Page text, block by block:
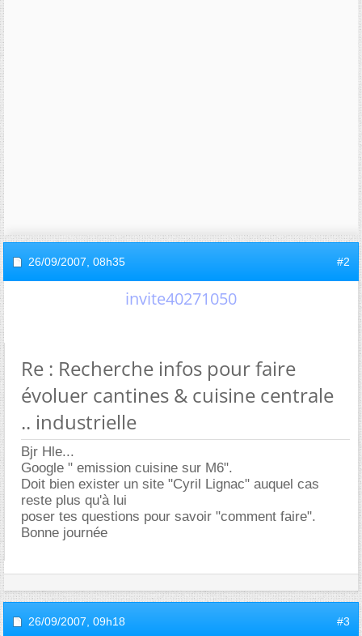
26/09/2007, 08h35 #2
invite40271050
Re : Recherche infos pour faire
évoluer cantines & cuisine centrale
.. industrielle
Bjr Hle...
Google " emission cuisine sur M6".
Doit bien exister un site "Cyril Lignac" auquel cas
reste plus qu'à lui
poser tes questions pour savoir "comment faire".
Bonne journée
26/09/2007, 09h18 #3